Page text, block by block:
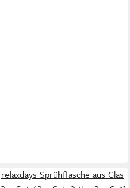
relaxdays Sprühflasche aus Glas